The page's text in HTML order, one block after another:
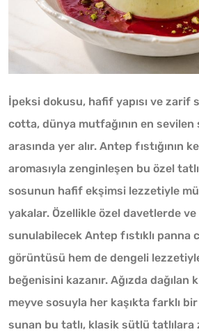
İpeksi dokusu, hafif yapısı ve zarif
cotta, dünya mutfağının en sevilen
arasında yer alır. Antep fıstığının
aromasıyla zenginleşen bu özel
sosunun hafif ekşimsi lezzetiyle
yakalar. Özellikle özel davetlerde
sunulabilecek Antep fıstıklı panna
görüntüsü hem de dengeli
beğenisini kazanır. Ağızda dağılan
meyve sosuyla her kaşıkta farklı
sunan bu tatlı, klasik sütlü